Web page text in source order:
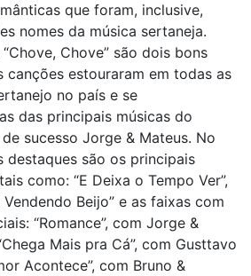
que foram, inclusive,
nomes da música sertaneja.
Chove” são dois bons
canções estouraram em todas as
no país e se
das principais músicas do
sucesso Jorge & Mateus. No
são os principais
como: “E Deixa o Tempo Ver”,
Vendendo Beijo” e as faixas com
“Romance”, com Jorge &
Mais pra Cá”, com Gusttavo
Acontece”, com Bruno &